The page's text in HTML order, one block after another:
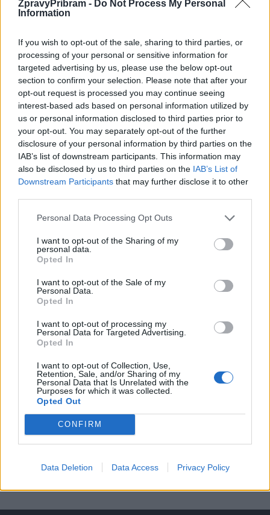
ZpravyPribram - Do Not Process My Personal
Information
If you wish to opt-out of the sale, sharing to third parties, or
processing of your personal or sensitive information for
targeted advertising by us, please use the below opt-out
section to confirm your selection. Please note that after your
opt-out request is processed you may continue seeing
interest-based ads based on personal information utilized by
us or personal information disclosed to third parties prior to
your opt-out. You may separately opt-out of the further
disclosure of your personal information by third parties on the
IAB’s list of downstream participants. This information may
also be disclosed by us to third parties on the IAB’s List of
Downstream Participants that may further disclose it to other
Personal Data Processing Opt Outs
I want to opt-out of the Sharing of my
personal data.
Opted In
I want to opt-out of the Sale of my
Personal Data.
Opted In
I want to opt-out of processing my
Personal Data for Targeted Advertising.
Opted In
I want to opt-out of Collection, Use,
Retention, Sale, and/or Sharing of my
Personal Data that Is Unrelated with the
Purposes for which it was collected.
Opted Out
CONFIRM
Data Deletion Data Access Privacy Policy
Předchozí článek
rychlost. Více hlídek bude na
silnicích i o Velikonocích
Následující článek
městskou policii na Ryneček
SOUVISEJÍCÍ ČLÁNKY
VÍCE OD AUTORA
Zpravodajství
Většina koupališť na Příbramsku nabízí
výborné podmínky. Horší voda je jen na
Živohošti
Příbram modernizuje parkovací automaty.
Přibudou i tři nové poblíž Svaté Hory
Zpravodajství
Středočeský kraj upravil pravidla soutěže.
vzniku odpadu